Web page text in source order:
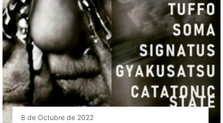
8 de Octubre de 2022